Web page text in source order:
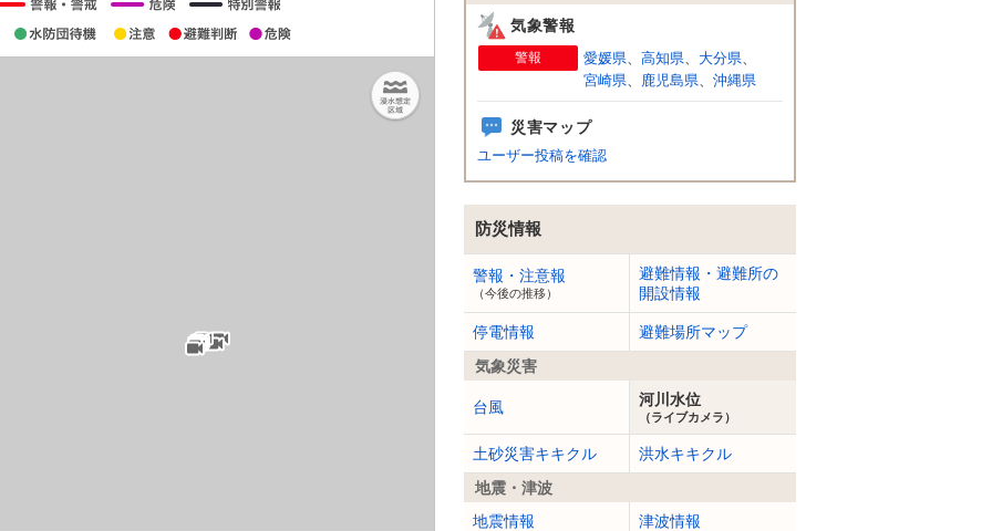
気象警報
警報 愛媛県、 高知県、 大分県、
宮崎県、 鹿児島県、 沖縄県
災害マップ
ユーザー投稿を確認
防災情報
警報・注意報
（今後の推移）
避難情報・避難所の
開設情報
停電情報
避難場所マップ
気象災害
台風 河川水位
（ライブカメラ）
土砂災害キキクル
洪水キキクル
地震・津波
地震情報
津波情報